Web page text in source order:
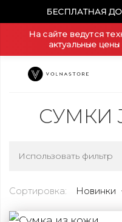
БЕСПЛАТНАЯ
На сайте ведутся
актуальные
СУМКИ
Использовать фильтр
Сортировка: Новинки